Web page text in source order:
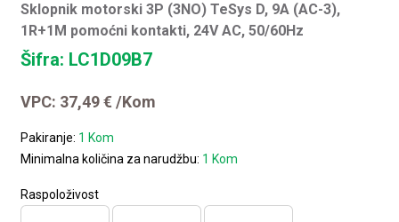
Sklopnik motorski 3P (3NO) TeSys D, 9A (AC-3),
1R+1M pomoćni kontakti, 24V AC, 50/60Hz
Šifra: LC1D09B7
VPC: 37,49€ /Kom
Pakiranje: 1 Kom
Minimalna količina za narudžbu: 1 Kom
Raspoloživost